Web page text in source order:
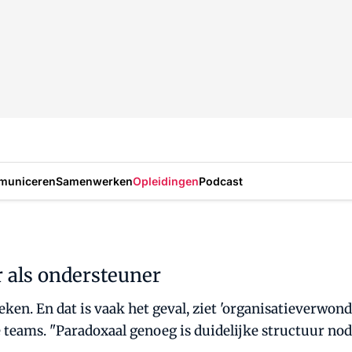
SamenwerkenOpleidingenPodcast
ondersteuner
En dat is vaak het geval, ziet
"Paradoxaal genoeg is duidelijke structuur